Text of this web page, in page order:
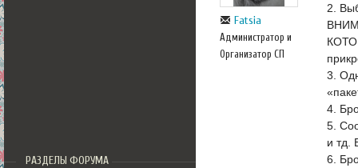
РАЗДЕЛЫ ФОРУМА
Fatsia
Администратор и
Организатор СП
2.
3.
4.
5.
и тд.
6.